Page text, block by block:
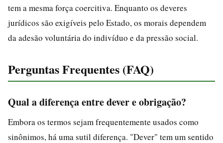
tem a mesma força coercitiva. Enquanto os deveres
jurídicos são exigíveis pelo Estado, os morais dependem
da adesão voluntária do indivíduo e da pressão social.
Perguntas Frequentes (FAQ)
Qual a diferença entre dever e obrigação?
Embora os termos sejam frequentemente usados como
sinônimos, há uma sutil diferença. "Dever" tem um sentido